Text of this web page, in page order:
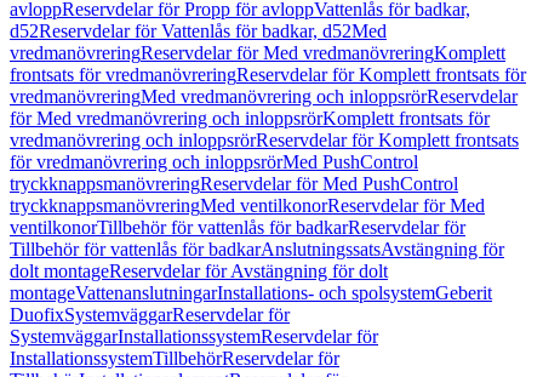
avloppReservdelar för Propp för avloppVattenlås för badkar,
d52Reservdelar för Vattenlås för badkar, d52Med
vredmanövreringReservdelar för Med vredmanövreringKomplett
frontsats för vredmanövreringReservdelar för Komplett frontsats för
vredmanövreringMed vredmanövrering och inloppsrörReservdelar
för Med vredmanövrering och inloppsrörKomplett frontsats för
vredmanövrering och inloppsrörReservdelar för Komplett frontsats
för vredmanövrering och inloppsrörMed PushControl
tryckknappsmanövreringReservdelar för Med PushControl
tryckknappsmanövreringMed ventilkonorReservdelar för Med
ventilkonorTillbehör för vattenlås för badkarReservdelar för
Tillbehör för vattenlås för badkarAnslutningssatsAvstängning för
dolt montageReservdelar för Avstängning för dolt
montageVattenanslutningarInstallations- och spolsystemGeberit
DuofixSystemväggarReservdelar för
SystemväggarInstallationssystemReservdelar för
InstallationssystemTillbehörReservdelar för